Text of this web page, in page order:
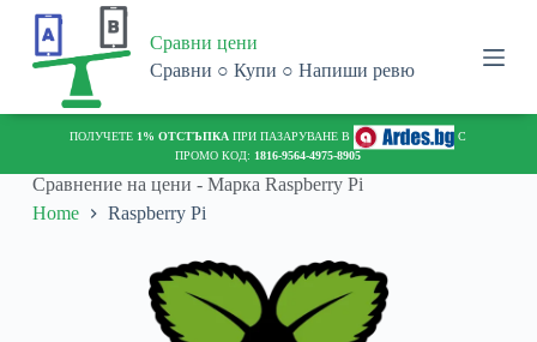
o
Сравни цени
Сравни ○ Купи ○ Напиши ревю
ПОЛУЧЕТЕ 1% ОТСТЪПКА ПРИ ПАЗАРУВАНЕ В
С
ПРОМО КОД: 1816-9564-4975-8905
Сравнение на цени - Марка Raspberry Pi
Home
Raspberry Pi